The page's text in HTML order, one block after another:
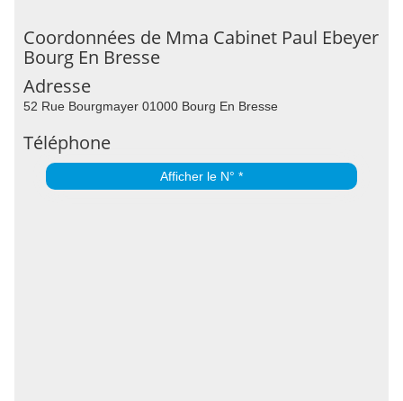
Coordonnées de Mma Cabinet Paul Ebeyer
Bourg En Bresse
Adresse
52 Rue Bourgmayer 01000 Bourg En Bresse
Téléphone
Afficher le N° *